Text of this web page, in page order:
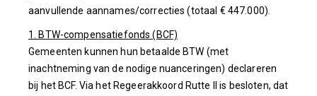
aanvullende aannames/correcties (totaal € 447.000).
1. BTW-compensatiefonds (BCF)
Gemeenten kunnen hun betaalde BTW (met
inachtneming van de nodige nuanceringen) declareren
bij het BCF. Via het Regeerakkoord Rutte II is besloten, dat